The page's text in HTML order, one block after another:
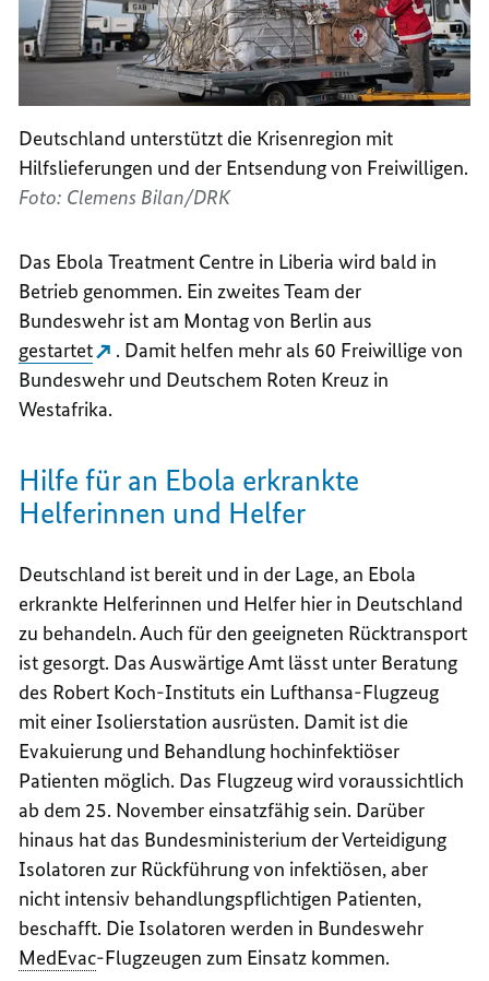
Deutschland unterstützt die Krisenregion mit
Hilfslieferungen und der Entsendung von Freiwilligen.
Foto: Clemens Bilan/DRK
Das EbolaTreatment Centre in Liberia wird bald in
Betrieb genommen. Ein zweites Team der
Bundeswehr ist am Montag von Berlin aus
gestartet
. Damit helfen mehr als 60 Freiwillige von
Bundeswehr und Deutschem Roten Kreuz in
Westafrika.
Hilfe für an Ebola erkrankte
Helferinnen und Helfer
Deutschland ist bereit und in der Lage, an Ebola
erkrankte Helferinnen und Helfer hier in Deutschland
zu behandeln. Auch für den geeigneten Rücktransport
ist gesorgt. Das Auswärtige Amt lässt unter Beratung
des Robert Koch-Instituts ein Lufthansa-Flugzeug
mit einer Isolierstation ausrüsten. Damit ist die
Evakuierung und Behandlung hochinfektiöser
Patienten möglich. Das Flugzeug wird voraussichtlich
ab dem 25. November einsatzfähig sein. Darüber
hinaus hat das Bundesministerium der Verteidigung
Isolatoren zur Rückführung von infektiösen, aber
nicht intensiv behandlungspflichtigen Patienten,
beschafft. Die Isolatoren werden in Bundeswehr
MedEvac-Flugzeugen zum Einsatz kommen.